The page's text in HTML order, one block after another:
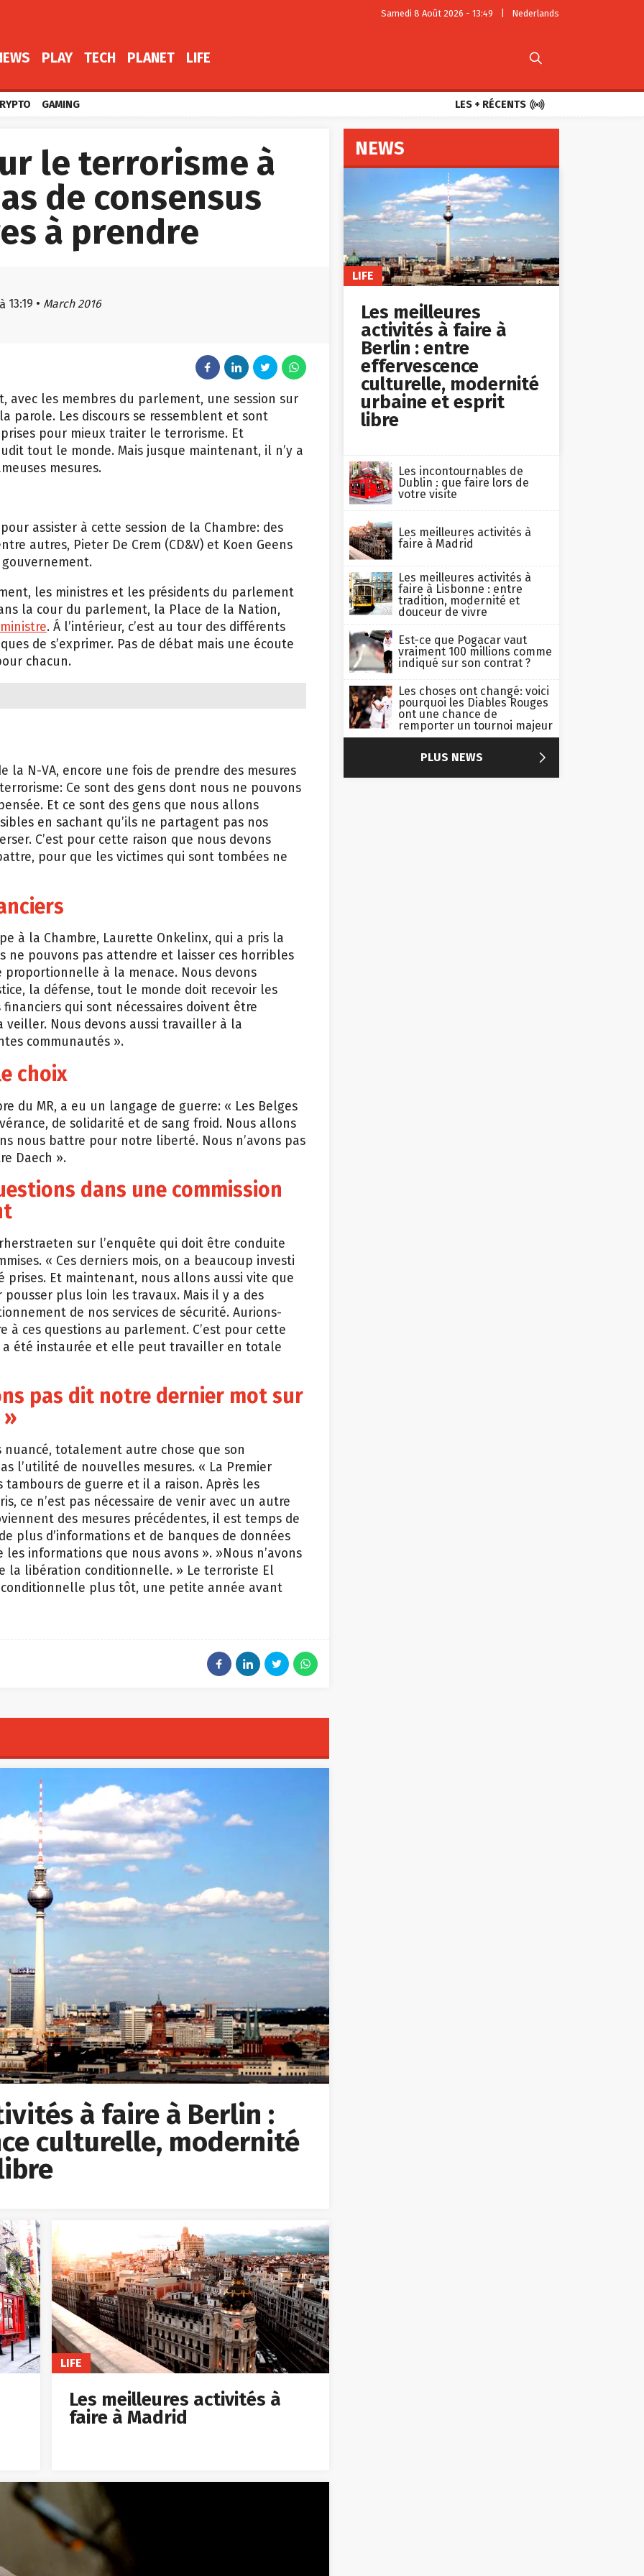
Samedi 8 Août 2026 - 13:49 Nederlands
PLAY TECH PLANET LIFE 
GAMING LES + RÉCENTS 
le terrorisme à
de consensus
à prendre
13:19 • March 2016
avec les membres du parlement, une session sur
parole. Les discours se ressemblent et sont
pour mieux traiter le terrorisme. Et
tout le monde. Mais jusque maintenant, il n’y a
mesures.
assister à cette session de la Chambre: des
autres, Pieter De Crem (CD&V) et Koen Geens
gouvernement.
les ministres et les présidents du parlement
la cour du parlement, la Place de la Nation,
. Á l’intérieur, c’est au tour des différents
de s’exprimer. Pas de débat mais une écoute
chacun.
la N-VA, encore une fois de prendre des mesures
Ce sont des gens dont nous ne pouvons
Et ce sont des gens que nous allons
en sachant qu’ils ne partagent pas nos
C’est pour cette raison que nous devons
pour que les victimes qui sont tombées ne
à la Chambre, Laurette Onkelinx, qui a pris la
ne pouvons pas attendre et laisser ces horribles
à la menace. Nous devons
la défense, tout le monde doit recevoir les
qui sont nécessaires doivent être
veiller. Nous devons aussi travailler à la
communautés ».
choix
du MR, a eu un langage de guerre: « Les Belges
de solidarité et de sang froid. Nous allons
nous battre pour notre liberté. Nous n’avons pas
Daech ».
dans une commission
sur l’enquête qui doit être conduite
« Ces derniers mois, on a beaucoup investi
prises. Et maintenant, nous allons aussi vite que
plus loin les travaux. Mais il y a des
de nos services de sécurité. Aurions-
à ces questions au parlement. C’est pour cette
a été instaurée et elle peut travailler en totale
pas dit notre dernier mot sur
»
totalement autre chose que son
l’utilité de nouvelles mesures. « La Premier
de guerre et il a raison. Après les
ce n’est pas nécessaire de venir avec un autre
des mesures précédentes, il est temps de
plus d’informations et de banques de données
informations que nous avons ». »Nous n’avons
la libération conditionnelle. » Le terroriste El
plus tôt, une petite année avant
à faire à Berlin :
culturelle, modernité
LIFE
Les meilleures activités à
faire à Madrid
NEWS
LIFE
Les meilleures
activités à faire à
Berlin : entre
effervescence
culturelle, modernité
urbaine et esprit
libre
Les incontournables de
Dublin : que faire lors de
votre visite
Les meilleures activités à
faire à Madrid
Les meilleures activités à
faire à Lisbonne : entre
tradition, modernité et
douceur de vivre
Est-ce que Pogacar vaut
vraiment 100 millions comme
indiqué sur son contrat ?
Les choses ont changé: voici
pourquoi les Diables Rouges
ont une chance de
remporter un tournoi majeur
PLUS NEWS 